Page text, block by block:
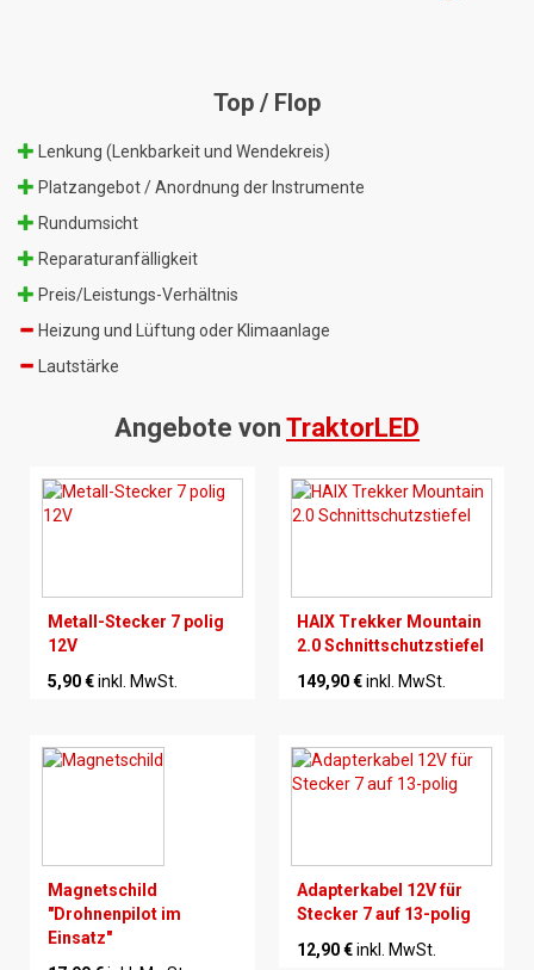
Top / Flop
Lenkung (Lenkbarkeit und Wendekreis)
Platzangebot / Anordnung der Instrumente
Rundumsicht
Reparaturanfälligkeit
Preis/Leistungs-Verhältnis
Heizung und Lüftung oder Klimaanlage
Lautstärke
Angebote von TraktorLED
Metall-Stecker 7 polig
12V
5,90 €inkl. MwSt.
HAIX Trekker Mountain
2.0 Schnittschutzstiefel
149,90 €inkl. MwSt.
Magnetschild
"Drohnenpilot im
Einsatz"
Adapterkabel 12V für
Stecker 7 auf 13-polig
12,90 €inkl. MwSt.